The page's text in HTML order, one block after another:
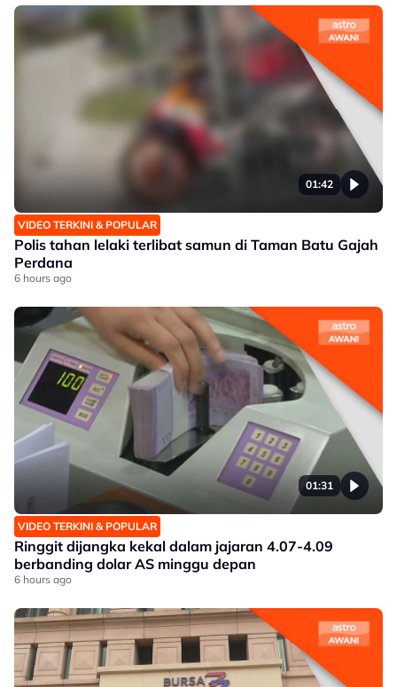
01:42
VIDEO TERKINI & POPULAR
Polis tahan lelaki terlibat samun di Taman Batu Gajah
Perdana
6 hours ago
01:31
VIDEO TERKINI & POPULAR
Ringgit dijangka kekal dalam jajaran 4.07-4.09
berbanding dolar AS minggu depan
6 hours ago